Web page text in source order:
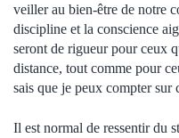
veiller au bien-être de notre
discipline et la conscience
seront de rigueur pour ceux
distance, tout comme pour
sais que je peux compter sur
Il est normal de ressentir du